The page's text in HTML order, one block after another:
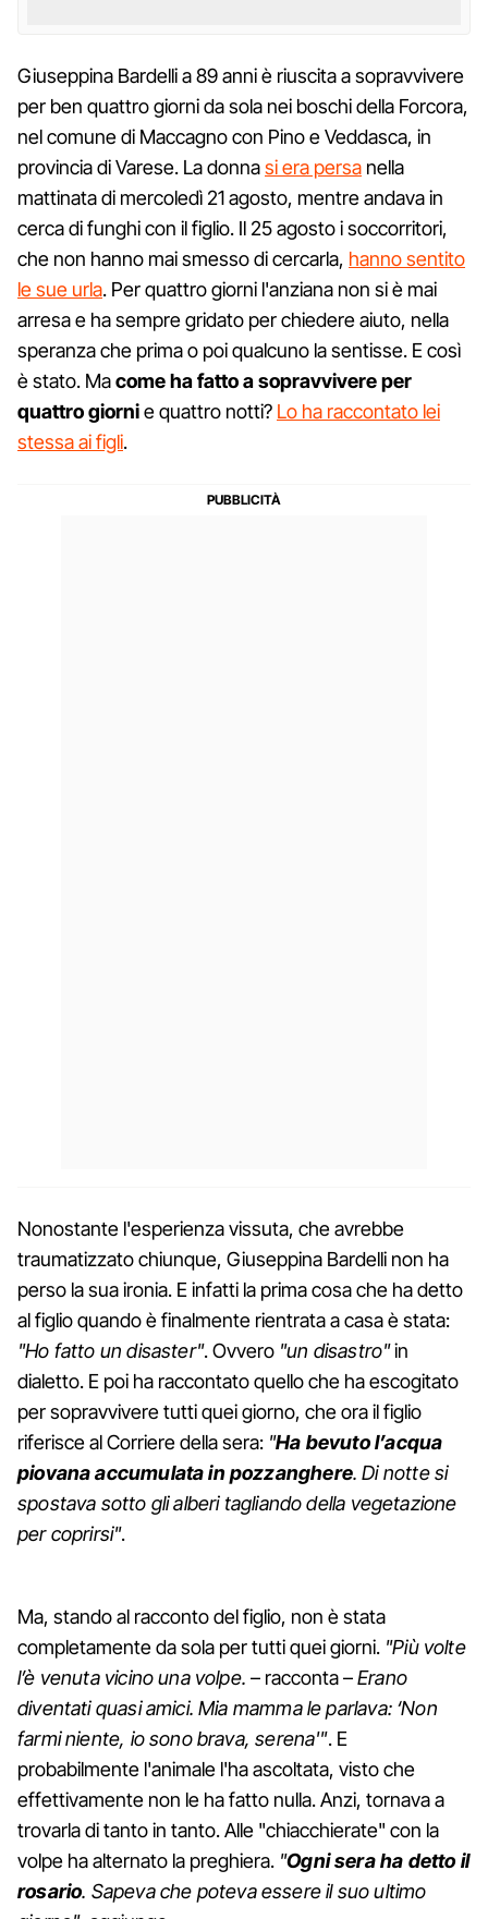
Giuseppina Bardelli a 89 anni è riuscita a sopravvivere
per ben quattro giorni da sola nei boschi della Forcora,
nel comune di Maccagno con Pino e Veddasca, in
provincia di Varese. La donnasi era persa nella
mattinata di mercoledì 21 agosto, mentre andava in
cerca di funghi con il figlio. Il 25 agosto i soccorritori,
che non hanno mai smesso di cercarla, hanno sentito
le sue urla. Per quattro giorni l'anziana non si è mai
arresa e ha sempre gridato per chiedere aiuto, nella
speranza che prima o poi qualcuno la sentisse. E così
è stato. Macome ha fatto a sopravvivere per
quattro giornie quattro notti? Lo ha raccontato lei
stessa ai figli.
Nonostante l'esperienza vissuta, che avrebbe
traumatizzato chiunque, Giuseppina Bardelli non ha
perso la sua ironia. E infatti la prima cosa che ha detto
al figlio quando è finalmente rientrata a casa è stata:
"Ho fatto un disaster". Ovvero "un disastro"in
dialetto. E poi ha raccontato quello che ha escogitato
per sopravvivere tutti quei giorno, che ora il figlio
riferisce al Corriere della sera: "Ha bevuto l’acqua
piovana accumulata in pozzanghere. Di notte si
spostava sotto gli alberi tagliando della vegetazione
per coprirsi".
Ma, stando al racconto del figlio, non è stata
completamente da sola per tutti quei giorni. "Più volte
l’è venuta vicino una volpe. – racconta –Erano
diventati quasi amici. Mia mamma le parlava: ‘Non
farmi niente, io sono brava, serena'". E
probabilmente l'animale l'ha ascoltata, visto che
effettivamente non le ha fatto nulla. Anzi, tornava a
trovarla di tanto in tanto. Alle "chiacchierate" con la
volpe ha alternato la preghiera. "Ogni sera ha detto il
rosario. Sapeva che poteva essere il suo ultimo